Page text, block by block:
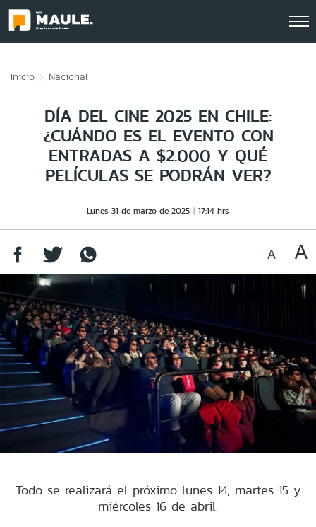
Inicio Nacional
DÍA DEL CINE 2025 EN CHILE:
¿CUÁNDO ES EL EVENTO CON
ENTRADAS A $2.000 Y QUÉ
PELÍCULAS SE PODRÁN VER?
Lunes 31 de marzo de 2025 17:14 hrs
Todo se realizará el próximo lunes 14, martes 15 y
miércoles 16 de abril.